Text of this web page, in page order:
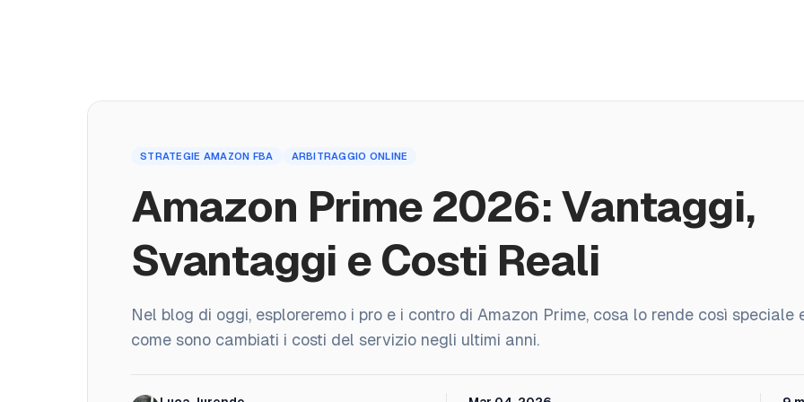
Home
STRATEGIE AMAZON FBA ARBITRAGGIO ONLINE
Amazon Prime 2026: Vantaggi,
Svantaggi e Costi Reali
Nel blog di oggi, esploreremo i pro e i contro di Amazon Prime, cosa lo rende così speciale
come sono cambiati i costi del servizio negli ultimi anni.